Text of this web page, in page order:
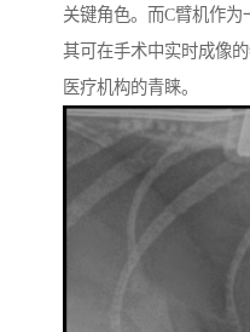
关键角色。而C臂机作
其可在手术中实时成像
医疗机构的青睐。